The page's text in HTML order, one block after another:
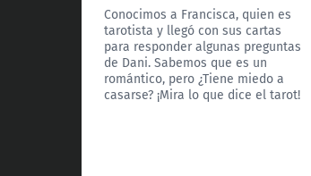
Conocimos a Francisca, quien es
tarotista y llegó con sus cartas
para responder algunas preguntas
de Dani. Sabemos que es un
romántico, pero ¿Tiene miedo a
casarse? ¡Mira lo que dice el tarot!